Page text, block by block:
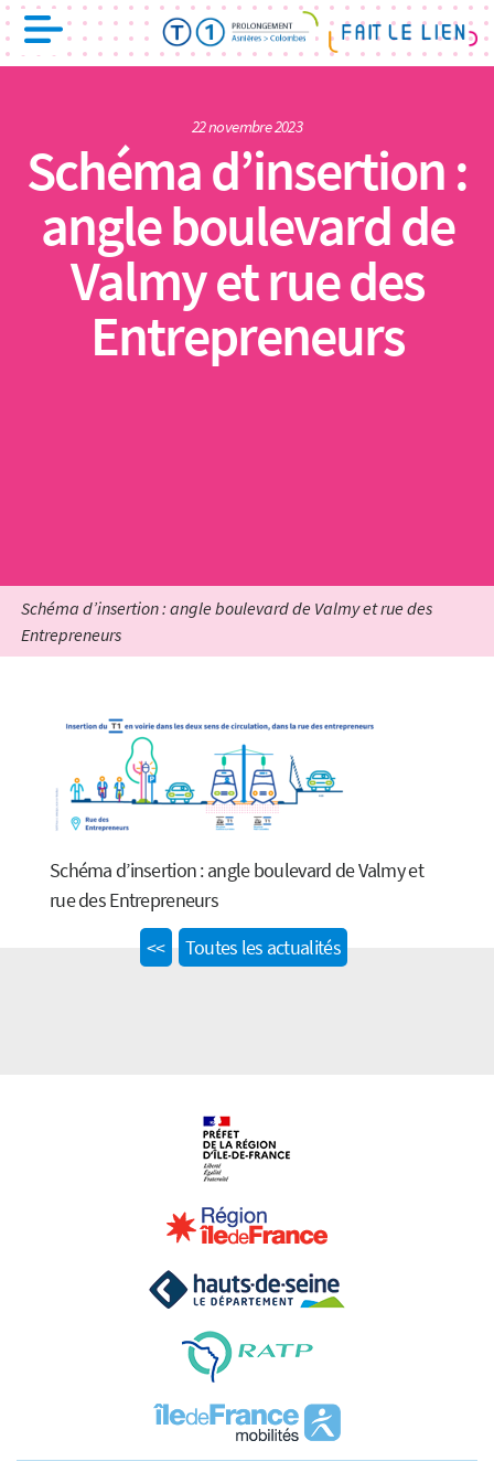
22 novembre 2023
Schéma d’insertion :
angle boulevard de
Valmy et rue des
Entrepreneurs
Schéma d’insertion : angle boulevard de Valmy et rue des
Entrepreneurs
Schéma d’insertion : angle boulevard de Valmy et
rue des Entrepreneurs
<<Previous
Toutes les actualités